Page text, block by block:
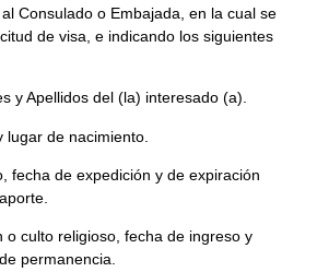
Consulado o Embajada, en la cual se
de visa, e indicando los siguientes
y Apellidos del (la) interesado (a).
lugar de nacimiento.
fecha de expedición y de expiración
o culto religioso, fecha de ingreso y
permanencia.